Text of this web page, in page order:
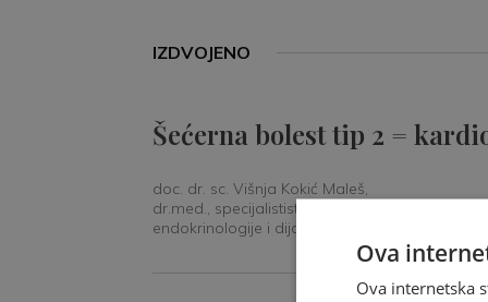
IZDVOJENO
Šećerna bolest tip 2 =
doc. dr. sc. Višnja Kokić Maleš,
dr.med., specijalististica
endokrinologije i dijabetologije
Ova
Ova internetska